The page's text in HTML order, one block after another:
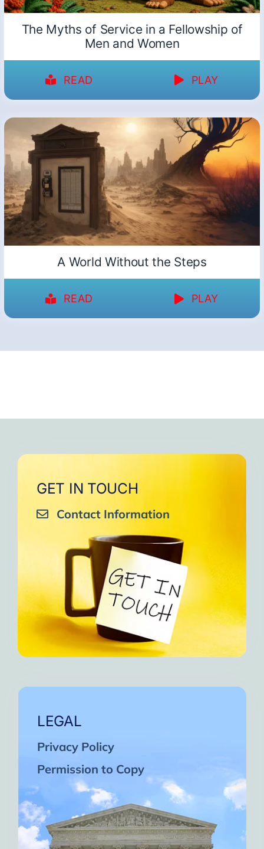
The Myths of Service in a Fellowship of
Men and Women
READ PLAY
A World Without the Steps
READ PLAY
GET IN TOUCH
Contact Information
LEGAL
Privacy Policy
Permission to Copy